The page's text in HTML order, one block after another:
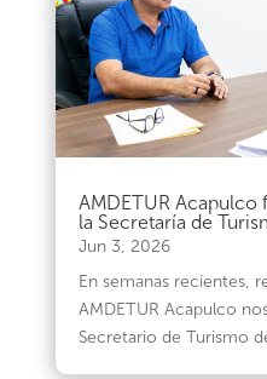
AMDETUR
la Secretaría de
Jun 3, 2026
En semanas recientes,
AMDETUR Acapulco
Secretario de Turismo